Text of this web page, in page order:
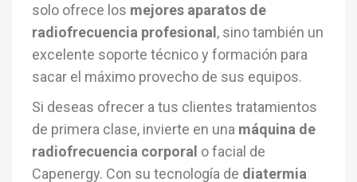
solo ofrece los mejores aparatos de
radiofrecuencia profesional , sino también un
excelente soporte técnico y formación para
sacar el máximo provecho de sus equipos.
Si deseas ofrecer a tus clientes tratamientos
de primera clase, invierte en una máquina de
radiofrecuencia corporal o facial de
Capenergy. Con su tecnología de diatermia